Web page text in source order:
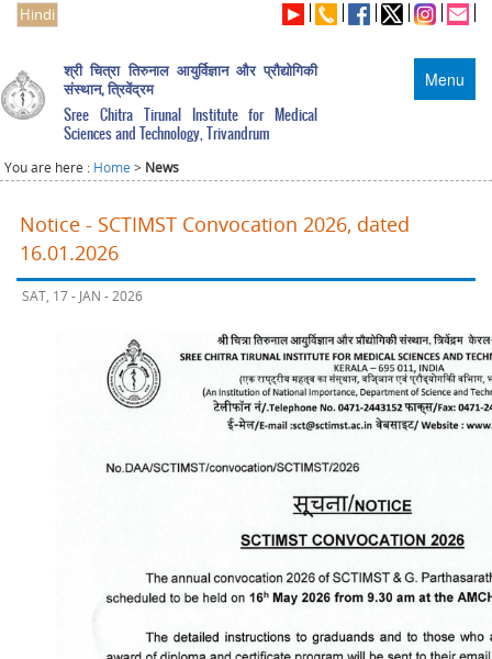
Hindi
Menu
श्री चित्रा तिरुनाल आयुर्विज्ञान और प्रौद्योगिकी
संस्थान, त्रिवेंद्रम
Sree Chitra Tirunal Institute for Medical
Sciences and Technology, Trivandrum
You are here : Home > News
Notice - SCTIMST Convocation 2026, dated
16.01.2026
SAT, 17 - JAN - 2026